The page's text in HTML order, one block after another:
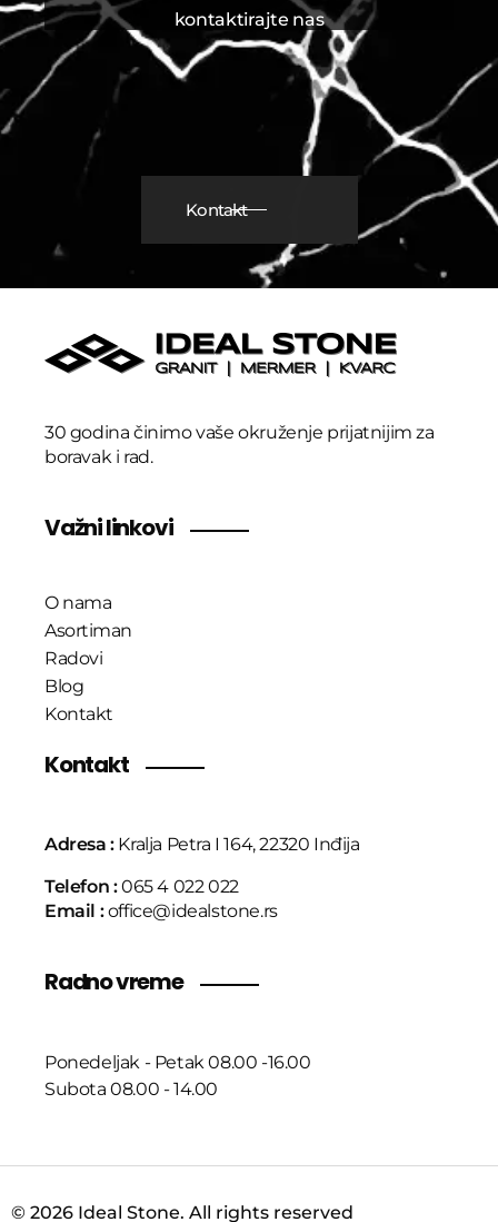
kontaktirajte nas
Kontakt
30 godina činimo vaše okruženje prijatnijim za
boravak i rad.
Važni linkovi
O nama
Asortiman
Radovi
Blog
Kontakt
Kontakt
Adresa : Kralja Petra I 164, 22320 Inđija
Telefon :065 4 022 022
Email :office@idealstone.rs
Radno vreme
Ponedeljak - Petak 08.00 -16.00
Subota 08.00 - 14.00
© 2026 Ideal Stone. All rights reserved